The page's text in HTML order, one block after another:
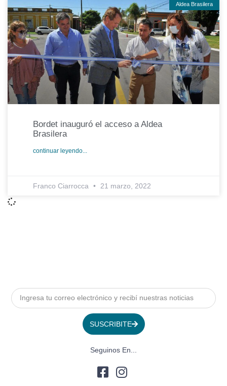
Aldea Brasilera
Bordet inauguró el acceso a Aldea
Brasilera
continuar leyendo...
Franco Ciarrocca 21 marzo, 2022
SUSCRIBITE
Seguinos En...